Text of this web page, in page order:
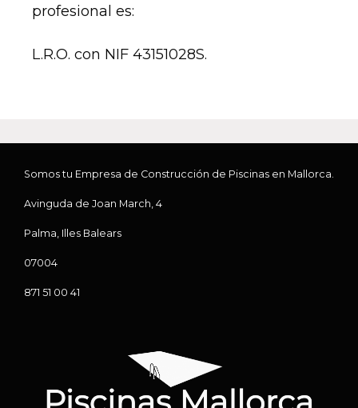
profesional es:
L.R.O. con NIF 43151028S.
Somos tu Empresa de Construcción de Piscinas en Mallorca.
Avinguda de Joan March, 4
Palma, Illes Balears
07004
871 51 00 41